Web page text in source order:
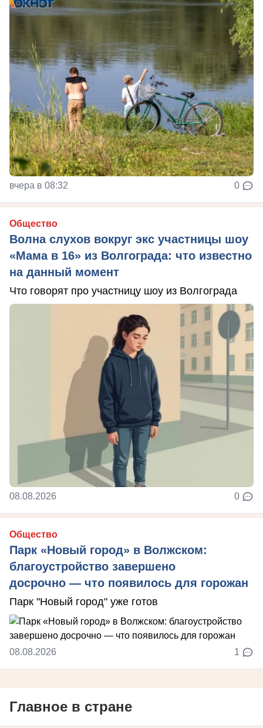
вчера в 08:32 0
Общество
Волна слухов вокруг экс участницы шоу
«Мама в 16» из Волгограда: что известно
на данный момент
Что говорят про участницу шоу из Волгограда
08.08.2026 0
Общество
Парк «Новый город» в Волжском:
благоустройство завершено
досрочно — что появилось для горожан
Парк "Новый город" уже готов
08.08.2026 1
Главное в стране